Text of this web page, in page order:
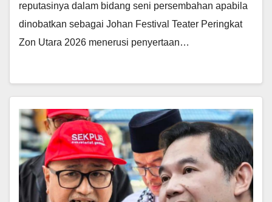
reputasinya dalam bidang seni persembahan apabila
dinobatkan sebagai Johan Festival Teater Peringkat
Zon Utara 2026 menerusi penyertaan…